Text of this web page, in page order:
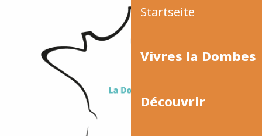
Startseite
Vivres la Dombes
Découvrir